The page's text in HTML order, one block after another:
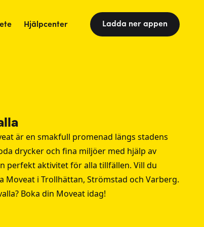
Hjälpcenter Ladda ner appen
är en smakfull promenad längs stadens
drycker och fina miljöer med hjälp av
perfekt aktivitet för alla tillfällen. Vill du
Moveat i Trollhättan, Strömstad och Varberg.
Boka din Moveat idag!